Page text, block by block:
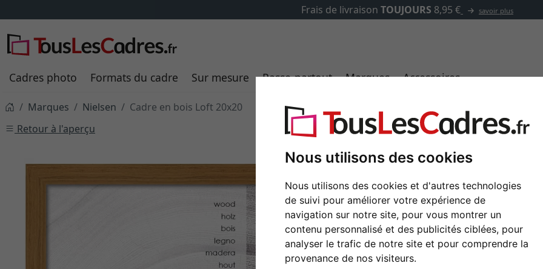
Nous utilisons des cookies
Nous utilisons des cookies et d'autres technologies
de suivi pour améliorer votre expérience de
navigation sur notre site, pour vous montrer un
contenu personnalisé et des publicités ciblées, pour
analyser le trafic de notre site et pour comprendre la
provenance de nos visiteurs.
✓500 000 articles au choix
Cadres photo Formats du cadre Sur mesure Passe-partout Marques Accessoires
Marques Nielsen
Cadre en bois Loft 20x20
Retour à l'aperçu
Cadre en bois Loft
format
couleur